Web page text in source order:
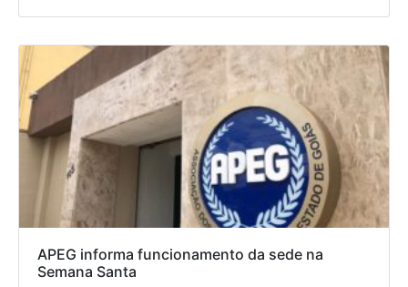
APEG informa funcionamento da sede na
Semana Santa